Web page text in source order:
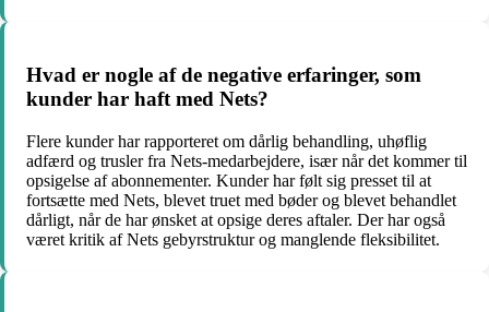
Hvad er nogle af de negative erfaringer, som
kunder har haft med Nets?
Flere kunder har rapporteret om dårlig behandling, uhøflig
adfærd og trusler fra Nets-medarbejdere, især når det kommer til
opsigelse af abonnementer. Kunder har følt sig presset til at
fortsætte med Nets, blevet truet med bøder og blevet behandlet
dårligt, når de har ønsket at opsige deres aftaler. Der har også
været kritik af Nets gebyrstruktur og manglende fleksibilitet.